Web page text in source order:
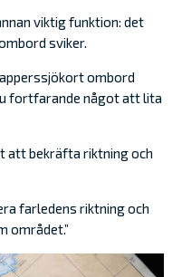
viktig funktion: det
sviker.
ombord
fortfarande något att lita
att bekräfta riktning och
farledens riktning och
området.”